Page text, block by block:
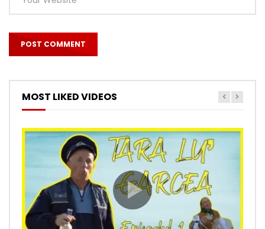
MOST LIKED VIDEOS